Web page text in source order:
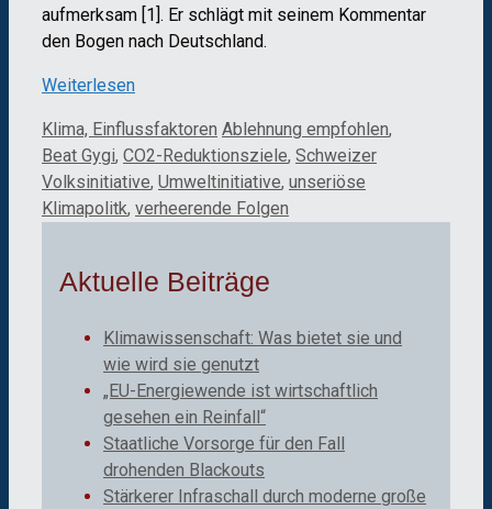
aufmerksam [1]. Er schlägt mit seinem Kommentar
den Bogen nach Deutschland.
Weiterlesen
Kategorien
Klima, Einflussfaktoren Schlagwörter
Ablehnung empfohlen,
Beat Gygi, CO2-Reduktionsziele, Schweizer
Volksinitiative, Umweltinitiative, unseriöse
Klimapolitk, verheerende Folgen
Aktuelle Beiträge
Klimawissenschaft: Was bietet sie und
wie wird sie genutzt
„EU-Energiewende ist wirtschaftlich
gesehen ein Reinfall“
Staatliche Vorsorge für den Fall
drohenden Blackouts
Stärkerer Infraschall durch moderne große